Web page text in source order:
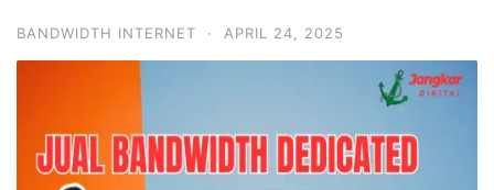
BANDWIDTH INTERNET · APRIL 24, 2025